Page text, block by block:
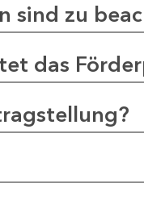
sind zu
das